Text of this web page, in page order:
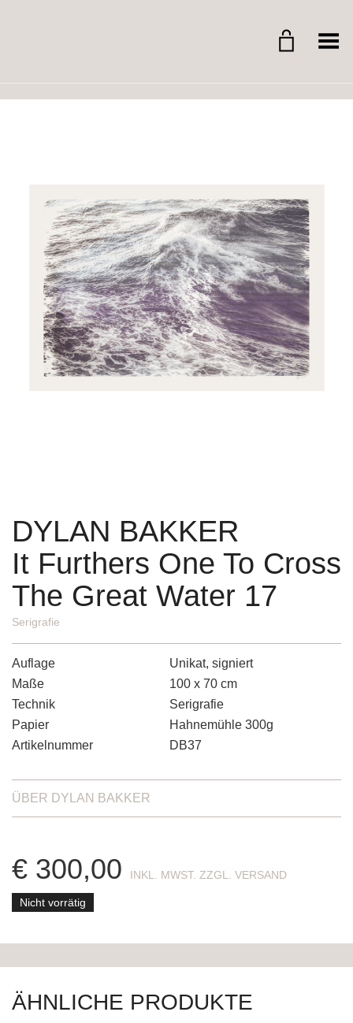
Menü umschalten
DYLAN BAKKER
It Furthers One To Cross
The Great Water 17
Serigrafie
Auflage
Unikat, signiert
Maße
100 x 70 cm
Technik
Serigrafie
Papier
Hahnemühle 300g
Artikelnummer
DB37
ÜBER DYLAN BAKKER
€ 300,00
Nicht vorrätig
ÄHNLICHE PRODUKTE